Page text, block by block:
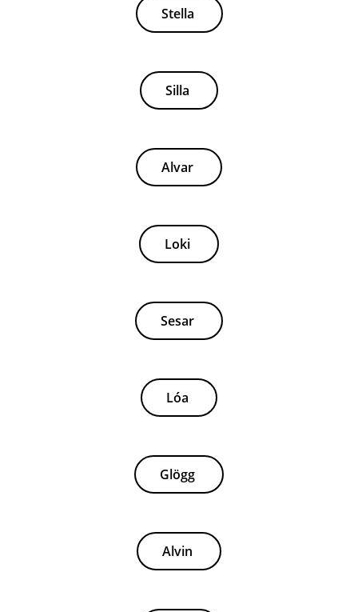
Stella
Silla
Alvar
Loki
Sesar
Lóa
Glögg
Alvin